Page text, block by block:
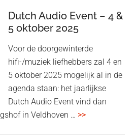
Dutch Audio Event – 4 &
5 oktober 2025
Voor de doorgewinterde
hifi-/muziek liefhebbers zal 4 en
5 oktober 2025 mogelijk al in de
agenda staan: het jaarlijkse
Dutch Audio Event vind dan
in Veldhoven … >>overDutch